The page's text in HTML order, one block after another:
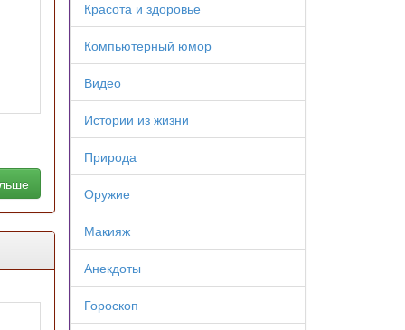
Красота и здоровье
Компьютерный юмор
Видео
Истории из жизни
Природа
Оружие
Макияж
Анекдоты
Гороскоп